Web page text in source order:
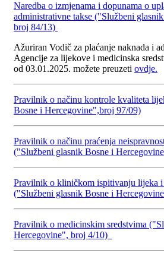
Naredba o izmjenama i dopunama o
administrativne takse ("Službeni
broj 84/13)
Ažuriran Vodič za plaćanje naknada i
Agencije za lijekove i medicinska
od 03.01.2025. možete preuzeti ovdje.
Pravilnik o načinu kontrole kvaliteta
Bosne i Hercegovine",broj 97/09)
Pravilnik o načinu praćenja
("Službeni glasnik Bosne i
Pravilnik o kliničkom ispitivanju lijeka i
("Službeni glasnik Bosne i
Pravilnik o medicinskim sredstvima
Hercegovine", broj 4/10)